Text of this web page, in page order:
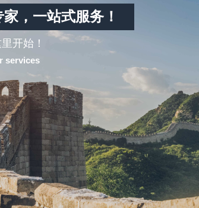
：一、在贸促总会做成证明书时所需
（点击下载介绍信样本）4、声明文
料：1、装箱单正本2、介绍信（点击
，一站式服务！
开始！
services